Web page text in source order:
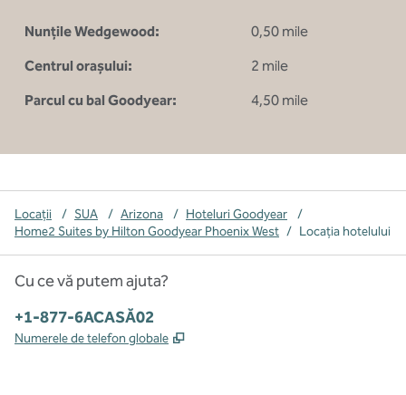
Nunțile Wedgewood:
0,50 mile
Centrul orașului:
2 mile
Parcul cu bal Goodyear:
4,50 mile
Locații / SUA / Arizona / Hoteluri Goodyear
/
Home2 Suites by Hilton Goodyear Phoenix West / Locația hotelului
Cu ce vă putem ajuta?
Telefon:
+1-877-6ACASĂ02
Numerele de telefon globale ,